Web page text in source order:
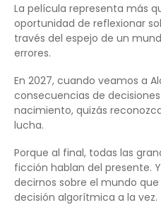
La película representa más
oportunidad de reflexionar
través del espejo de un
errores.
En 2027, cuando veamos a
consecuencias de
nacimiento, quizás
lucha.
Porque al final, todas las
ficción hablan del presente.
decirnos sobre el mundo
decisión algorítmica a la vez.